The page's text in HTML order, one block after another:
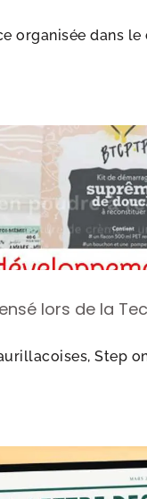
organisée dans le
lors de la
Step